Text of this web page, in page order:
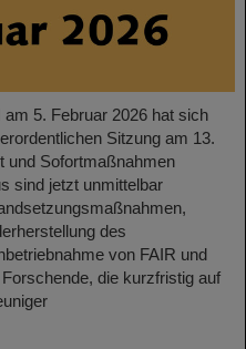
5. Februar 2026 hat sich
Sitzung am 13.
und Sofortmaßnahmen
sind jetzt unmittelbar
des
von FAIR und
die kurzfristig auf